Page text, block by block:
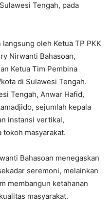
Tengah, pada
oleh Ketua TP PKK
Nirwanti Bahasoan,
Ketua Tim Pembina
di Sulawesi Tengah.
Tengah, Anwar Hafid,
sejumlah kepala
instansi vertikal,
masyarakat.
Bahasoan menegaskan
seremoni, melainkan
membangun ketahanan
masyarakat.